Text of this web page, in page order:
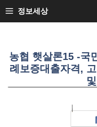
SKIP
TO
정보세상
농협 햇살론15 -국
례보증대출자격,